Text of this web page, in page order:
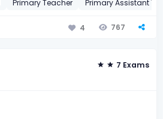
Primary Teacher Primary Assistant
4 767
7 Exams